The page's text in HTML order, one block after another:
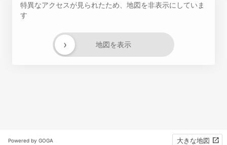
特異なアクセスが見られたため、地図を非表示にしていま
す
地図を表示
›
Powered by GOGA 大きな地図